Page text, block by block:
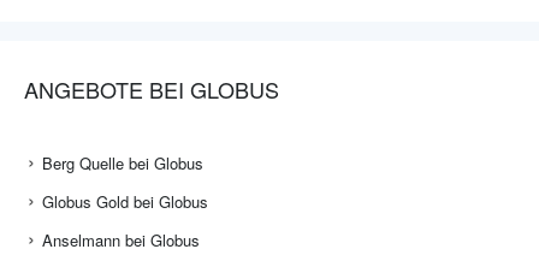
ANGEBOTE BEI GLOBUS
Berg Quelle bei Globus
Globus Gold bei Globus
Anselmann bei Globus